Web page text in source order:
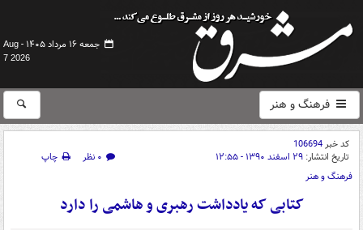
جمعه ۱۶ مرداد ۱۴۰۵ -
Aug
7 2026
فرهنگ و هنر
کد خبر106694
تاریخ انتشار: ۲۹ اسفند ۱۳۹۰ - ۱۲:۵۵ ۰ نظر
چاپ
فرهنگ و هنر
کتابی که یادداشت رهبری و هاشمی را دارد